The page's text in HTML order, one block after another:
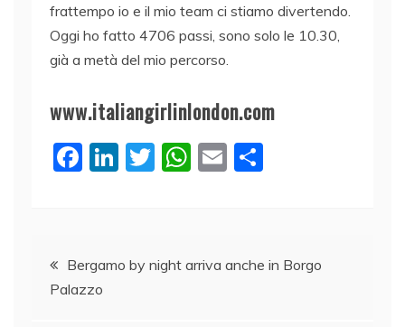
frattempo io e il mio team ci stiamo divertendo.
Oggi ho fatto 4706 passi, sono solo le 10.30,
già a metà del mio percorso.
www.italiangirlinlondon.com
F
b
o
Li
dI
T
W
A
E
vi
Navigazione
articoli
Bergamo by night arriva anche in Borgo
Palazzo